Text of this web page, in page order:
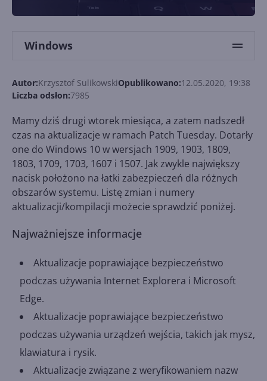
Windows
Autor:Krzysztof SulikowskiOpublikowano:12.05.2020, 19:38
Liczba odsłon:7985
Mamy dziś drugi wtorek miesiąca, a zatem nadszedł
czas na aktualizacje w ramach Patch Tuesday. Dotarły
one do Windows 10 w wersjach 1909, 1903, 1809,
1803, 1709, 1703, 1607 i 1507. Jak zwykle największy
nacisk położono na łatki zabezpieczeń dla różnych
obszarów systemu. Listę zmian i numery
aktualizacji/kompilacji możecie sprawdzić poniżej.
Najważniejsze informacje
Aktualizacje poprawiające bezpieczeństwo
podczas używania Internet Explorera i Microsoft
Edge.
Aktualizacje poprawiające bezpieczeństwo
podczas używania urządzeń wejścia, takich jak mysz,
klawiatura i rysik.
Aktualizacje związane z weryfikowaniem nazw